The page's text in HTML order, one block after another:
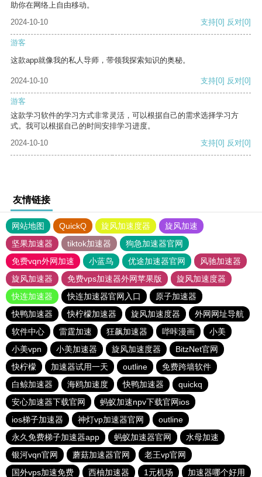
助你在网络上自由移动。
2024-10-10
支持[0] 反对[0]
游客
这款app就像我的私人导师，带领我探索知识的奥秘。
2024-10-10 支持[0] 反对[0]
游客
这款学习软件的学习方式非常灵活，可以根据自己的需求选择学习方
式。我可以根据自己的时间安排学习进度。
2024-10-10
支持[0] 反对[0]
友情链接
网站地图 QuickQ 旋风加速度器
旋风加速
坚果加速器
tiktok加速器
狗急加速器官网
免费vqn外网加速
小蓝鸟 优途加速器官网
风驰加速器
旋风加速器
免费vps加速器外网苹果版
旋风加速度器
快连加速器
快连加速器官网入口
原子加速器
快鸭加速器
快柠檬加速器 旋风加速度器
外网网址导航
软件中心
雷霆加速 狂飙加速器 哔咔漫画
小美
小美vpn
小美加速器 旋风加速度器
BitzNet官网
快柠檬
加速器试用一天 outline
免费跨墙软件
白鲸加速器
海鸥加速度 快鸭加速器
quickq
安心加速器下载官网
蚂蚁加速npv下载官网ios
ios梯子加速器
神灯vp加速器官网
outline
永久免费梯子加速器app
蚂蚁加速器官网
水母加速
银河vqn官网
蘑菇加速器官网
老王vp官网
国外vps加速免费
西柚加速器 1元机场 加速器哪个好用